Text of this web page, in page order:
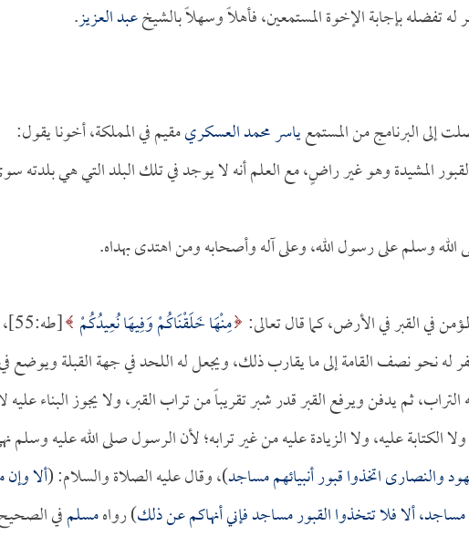
تفضله بإجابة الإخوة المستمعين، فأهلاً وسهلاً بالشيخعبد العزيز.
إلى البرنامج من المستمعياسر محمد العسكريمقيم في المملكة، أخونا يقول:
المشيدة وهو غير راضٍ، مع العلم أنه لا يوجد في تلك البلد التي هي بلدته
الله وسلم على رسول الله، وعلى آله وأصحابه ومن اهتدى بهداه.
في القبر في الأرض، كما قال تعالى: مِنْهَا خَلَقْنَاكُمْ وَفِيهَا نُعِيدُكُمْ
[طه:55]،
فيحفر له نحو نصف القامة إلى ما يقارب ذلك، ويجعل له اللحد في جهة القبلة ويوضع
ثم يدفن ويرفع القبر قدر شبر تقريباً من تراب القبر، ولا يجوز البناء عليه
عليه، ولا الزيادة عليه من غير ترابه؛ لأن الرسول صلى الله عليه وسلم
والنصارى اتخذوا قبور أنبيائهم مساجد)، وقال عليه الصلاة والسلام: (ألا
ألا فلا تتخذوا القبور مساجد فإني أنهاكم عن ذلك) رواهمسلمفي